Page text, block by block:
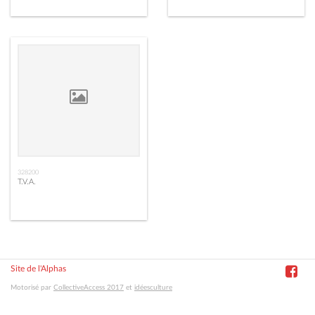
328200
T.V.A.
Site de l'Alphas
Motorisé par CollectiveAccess 2017 et idéesculture